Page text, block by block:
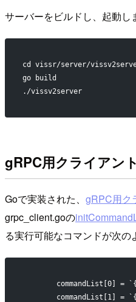
サーバーをビルドし、起動し
cd vissr/server/
go build
./vissv2server
gRPC用クライアン
Goで実装された、 gRPC用ク
grpc_client.goの
る実行可能なコマンドが次の
commandList[0] =
commandList[1] =